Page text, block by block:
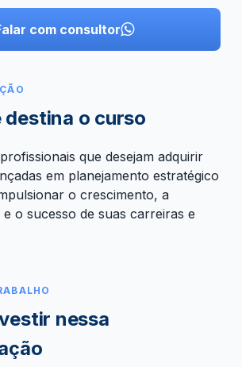
com consultor
destina o curso
que desejam adquirir
em planejamento estratégico
o crescimento, a
e o sucesso de suas carreiras e
nessa